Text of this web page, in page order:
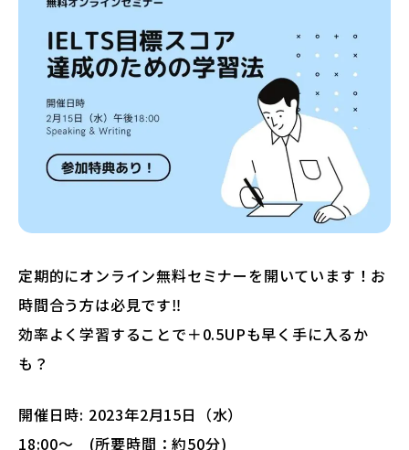
定期的にオンライン無料セミナーを開いています！お
時間合う方は必見です‼
効率よく学習することで＋0.5UPも早く手に入るか
も？
開催日時: 2023年2月15日（水）
18:00～ (所要時間：約50分)